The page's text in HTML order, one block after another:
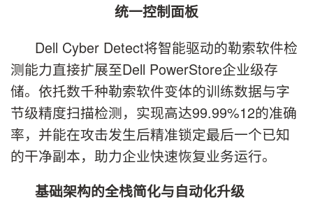
统一控制面板
Dell Cyber Detect将智能驱动的勒索软件检
测能力直接扩展至Dell PowerStore企业级存
储。依托数千种勒索软件变体的训练数据与字
节级精度扫描检测，实现高达99.99%12的准确
率，并能在攻击发生后精准锁定最后一个已知
的干净副本，助力企业快速恢复业务运行。
基础架构的全栈简化与自动化升级